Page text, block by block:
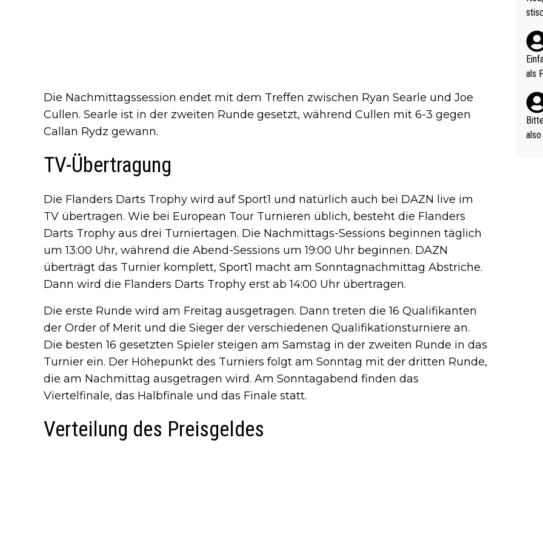
Die Nachmittagssession endet mit dem Treffen zwischen Ryan Searle und Joe
Cullen. Searle ist in der zweiten Runde gesetzt, während Cullen mit 6-3 gegen
Callan Rydz gewann.
TV-Übertragung
Die Flanders Darts Trophy wird auf Sport1 und natürlich auch bei DAZN live im
TV übertragen. Wie bei European Tour Turnieren üblich, besteht die Flanders
Darts Trophy aus drei Turniertagen. Die Nachmittags-Sessions beginnen täglich
um 13:00 Uhr, während die Abend-Sessions um 19:00 Uhr beginnen. DAZN
überträgt das Turnier komplett, Sport1 macht am Sonntagnachmittag Abstriche.
Dann wird die Flanders Darts Trophy erst ab 14:00 Uhr übertragen.
Die erste Runde wird am Freitag ausgetragen. Dann treten die 16 Qualifikanten
der Order of Merit und die Sieger der verschiedenen Qualifikationsturniere an.
Die besten 16 gesetzten Spieler steigen am Samstag in der zweiten Runde in das
Turnier ein. Der Höhepunkt des Turniers folgt am Sonntag mit der dritten Runde,
die am Nachmittag ausgetragen wird. Am Sonntagabend finden das
Viertelfinale, das Halbfinale und das Finale statt.
Verteilung des Preisgeldes
(in
als
nes
ttler
vV
als